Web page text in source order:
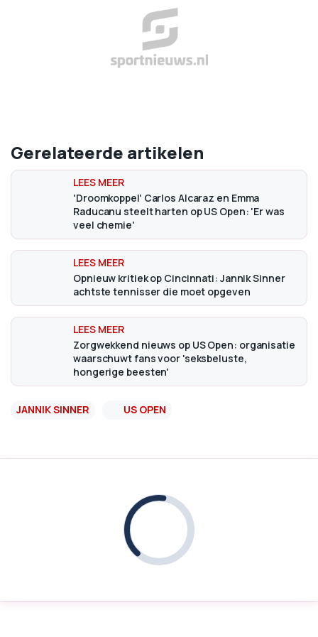
Gerelateerde artikelen
'Droomkoppel' Carlos Alcaraz en Emma
Raducanu steelt harten op US Open: 'Er was
veel chemie'
Opnieuw kritiek op Cincinnati: Jannik Sinner
achtste tennisser die moet opgeven
Zorgwekkend nieuws op US Open: organisatie
waarschuwt fans voor 'seksbeluste,
hongerige beesten'
JANNIK SINNER US OPEN